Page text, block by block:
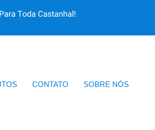
CONTATO SOBRE NÓS